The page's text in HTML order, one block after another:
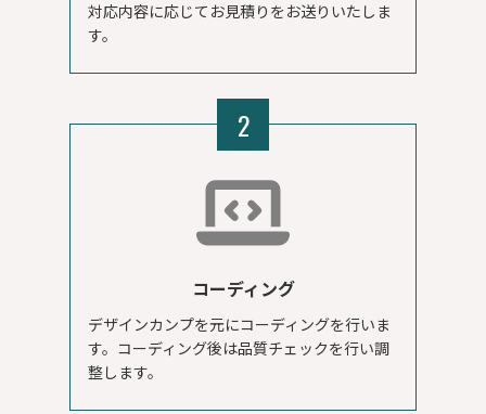
対応内容に応じてお見積りをお送りいたしま
す。
2
コーディング
デザインカンプを元にコーディングを行いま
す。コーディング後は品質チェックを行い調
整します。